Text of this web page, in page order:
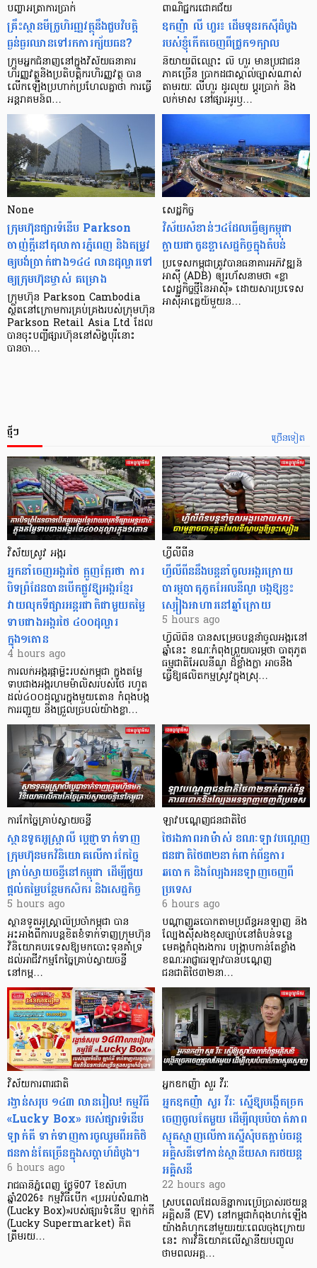
បញ្ហា​អត្រា​ការប្រាក់
គ្រឹះស្ថាន​មីក្រូ​ហិរញ្ញវត្ថុ​នឹង​ជួប​វិបត្តិ​
ធ្ងន់ធ្ងរ​ឈាន​ទៅ​រក​ការ​ក្ស័យធន?
ក្រុម​អ្នក​ជំនាញ​នៅ​ក្នុង​វិស័យ​ធនាគារ
ហិរញ្ញវត្ថុ​និង​ប្រតិបត្តិករ​ហិរញ្ញ​វត្ថុ បាន​​
លើក​ឡើង​ប្រហាក់​ប្រហែល​គ្នា​ថា ការ​ធ្វើ​
អន្តរាគមន៍​ព…
ពាណិជ្ជករជោគជ័យ
ឧកញ៉ា លី ហួរ៖ ដើមទុនរកស៊ីដំបូង
របស់ខ្ញុំកើតចេញពីជ្រូក១ក្បាល
និយាយ​ពី​ឈ្មោះ លី ហួរ មាន​ប្រជាជន​
ភាគ​ច្រើន ប្រាកដ​ជា​ស្គាល់​ច្បាស់​ណាស់
តាមរយៈ លីហួរ ដូរ​លុយ ប្តូរ​បា្រក់ និង​
លក់​មាស នៅ​ផ្សារ​អូរ​ឫ…
None
ក្រុមហ៊ុនផ្សារទំនើប Parkson
ចាញ់ក្ដីនៅតុលាការភ្នំពេញ និងតម្រូវ
ឲ្យបង់ប្រាក់ជាង១៤៤ លានដុល្លារទៅ
ឲ្យក្រុមហ៊ុនម្ចាស់ គម្រោង
ក្រុមហ៊ុន Parkson Cambodia
ស្ថិតនៅក្រោមការគ្រប់គ្រងរបស់ក្រុមហ៊ុន
Parkson Retail Asia Ltd ដែល
បានចុះបញ្ចីផ្សារហ៊ុននៅសិង្ហបុរីនោះ
បានចា…
សេដ្ឋកិច្ច​
វិស័យ​សំខាន់ៗ​៤​ដែល​ធ្វើ​ឲ្យ​កម្ពុជា​
ក្លាយ​ជា​កូន​ខ្លា​សេដ្ឋកិច្ច​ក្នុង​តំបន់
ប្រទេស​កម្ពុជា​ត្រូវ​បាន​ធនាគារ​អភិវឌ្ឍន៍​
អាស៊ី (ADB) ឲ្យ​រហ័ស​នាមថា «ខ្លា​
សេដ្ឋកិច្ច​ថ្មី​នៃ​អាស៊ី» ដោយសារ​ប្រទេស​
អាស៊ី​អាគ្នេយ៍​មួយ​ន…
ច្រើនទៀត
ថ្មីៗ
វិស័យស្រូវ អង្ករ
អ្នកនាំចេញអង្ករថៃ ត្អូញត្អែរថា ការ
បិទព្រំដែនបានបើកផ្លូវឱ្យអង្ករខ្មែរ
វាយលុកទីផ្សារអន្តរជាតិជាមួយតម្លៃ
ទាបជាងអង្ករថៃ ៤០០ដុល្លារ
ក្នុង១តោន
4 hours ago
ការលក់អង្ករផ្កាម្លិះរបស់កម្ពុជា ក្នុងតម្លៃ
ទាបជាងអង្ករហមម៉ាលិសរបស់ថៃ រហូត
ដល់៤០០ដុល្លារក្នុងមួយតោន កំពុងបង្ក
ការរញ្ជួយ និងជ្រួលច្របល់យ៉ាងខ្លា…
ហ្វីលីពីន
ហ្វីលីពីននឹងបន្តនាំចូលអង្ករក្រោយ
បារម្ភបាតុភូតអែលនីណូ បង្កឱ្យខ្វះ
ស្បៀងអាហារនៅឆ្នាំក្រោយ
5 hours ago
ហ្វីលីពីន បាន​សម្រេចបន្តនាំចូលអង្ករនៅ
ឆ្នាំនេះ ខណៈកំពុងព្រួយបារម្ភថា បាតុភូត
ធម្មជាតិអែលនីណូ ដ៏ខ្លាំងក្លា​ អាចនឹង
ធ្វើឱ្យផលិតកម្មស្រូវក្នុងស្រុ…
ការកែច្នៃគ្រាប់ស្វាយចន្ទី
ស្ថានទូតអូស្ត្រាលី ប្តេជ្ញាទាក់ទាញ
ក្រុមហ៊ុនមក​វិនិយោគលើការកែច្នៃ
គ្រាប់ស្វាយចន្ទីនៅកម្ពុជា ដើម្បីជួយ
ផ្តល់តម្លៃបន្ថែមកសិករ និងសេដ្ឋកិច្ច
5 hours ago
ស្ថានទូតអូស្ត្រាលីប្រចាំកម្ពុជា បាន
អះអាងពីការបន្តខិតខំទាក់ទាញក្រុមហ៊ុន
វិនិយោគបរទេសឱ្យមកបោះទុនគាំទ្រ
ដល់អាជីវកម្មកែច្នៃគ្រាប់ស្វាយចន្ទី
នៅកម្ព…
ឡាវបណ្តេញជនជាតិថៃ
ថៃរងភាពអាម៉ាស់ ខណៈឡាវបណ្តេញ
ជនជាតិថៃ៣២នាក់ពាក់ព័ន្ធការ
ឆបោក និងល្បែងអនឡាញចេញពី
ប្រទេស
6 hours ago
បណ្តាញឆបោកតាមប្រព័ន្ធអនឡាញ និង
ល្បែងស៊ីសងខុសច្បាប់នៅតំបន់ទន្លេ
មេគង្គកំពុងរងការ បង្ក្រាប​កាន់តែខ្លាំង
ខណៈអាជ្ញាធរឡាវបានបណ្តេញ
ជនជាតិថៃ៣២នា…
វិស័យការពារជាតិ
រង្វាន់សរុប ១៤៣ លានរៀល! កម្មវិធី
«Lucky Box» របស់ផ្សារទំនើប
ឡាក់គី ទាក់ទាញការចូលរួមពីអតិថិ
ជនកាន់តែច្រើនក្នុងសប្តាហ៍ដំបូង។
6 hours ago
រាជធានីភ្នំពេញ ថ្ងៃទី07 ខែសីហា
ឆ្នាំ2026៖ កម្មវិធីបើក «ប្រអប់សំណាង
(Lucky Box)»របស់ផ្សារទំនើប ឡាក់គី
(Lucky Supermarket) គិត
ត្រឹមរយ…
អ្នកឧកញ៉ា សួរ វីរៈ
អ្នកឧកញ៉ា សួរ វីរៈ ស្នើឱ្យបង្កើតច្រក
ចេញចូលតែមួយ ដើម្បីលុបបំបាត់ភាព
ស្មុគស្មាញលើការស្នើសុំបតភ្ជាប់ចរន្ត
អគ្គិសនីទៅកាន់ស្ថានីយសាករថយន្ត
អគ្គិសនី
22 hours ago
ស្របពេលដែលនិន្នាការប្រើប្រាស់រថយន្ត
អគ្គិសនី (EV) នៅកម្ពុជាកំពុងហក់ឡើង
យ៉ាងគំហុកនៅមួយរយៈពេលចុងក្រោយ
នេះ ការវិនិយោគលើស្ថានីយបញ្ចូល
ថាមពលអគ្គ…